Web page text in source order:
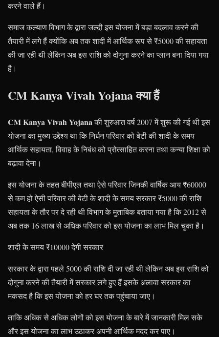
करने वाले हैं।
समाज कल्याण विभाग के द्वारा जल्दी इस योजना में बड़ा बदलाव करने की
तैयारी में लगे हैं क्योंकि अब तक शादी में आर्थिक रूप से ₹5000 की सहायता
की जा रही थी लेकिन अब इस राशि को दोगुना करने का प्लान बना दिया गया
है।
CM Kanya Vivah Yojana क्या हैं
CM Kanya Vivah Yojanaकी शुरुआत वर्ष 2007 में शुरू की गई थी इस
योजना का मुख्य उद्देश्य था कि निर्धन परिवार को बेटी की शादी के समय
आर्थिक सहायता, विवाह के निबंध को प्रोत्साहित करना तथा कन्या शिक्षा को
बढ़ावा देना।
इस योजना के तहत बीपीएल तथा ऐसे परिवार जिनकी वार्षिक आय ₹60000
से कम हो ऐसी परिवार की बेटी के शादी के समय सरकार ₹5000 की राशि
सहायता के तौर पर दे रही थी विभाग के मुताबिक बताया गया है कि 2012 से
अब तक 16 लाख से अधिक परिवार को इस योजना का लाभ मिल चुका है।
शादी के समय ₹10000 देगी सरकार
सरकार के द्वारा पहले 5000 की राशि दी जा रही थी लेकिन अब इस राशि को
दोगुना करने की तैयारी में सरकार लगे हुए हैं इसके अलावा सरकार का
मकसद है कि इस योजना को हर घर तक पहुंचाया जाए।
ताकि अधिक से अधिक लोगों को इस योजना के बारे में जानकारी मिल सके
और इस योजना का लाभ उठाकर अपनी आर्थिक मदद कर पाए।